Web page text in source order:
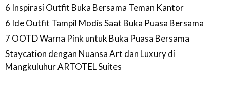
6 Inspirasi Outfit Buka Bersama Teman Kantor
6 Ide Outfit Tampil Modis Saat Buka Puasa Bersama
7 OOTD Warna Pink untuk Buka Puasa Bersama
Staycation dengan Nuansa Art dan Luxury di
Mangkuluhur ARTOTEL Suites